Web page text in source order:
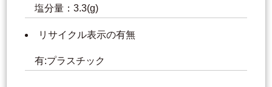
塩分量：3.3(g)
リサイクル表示の有無
有:プラスチック